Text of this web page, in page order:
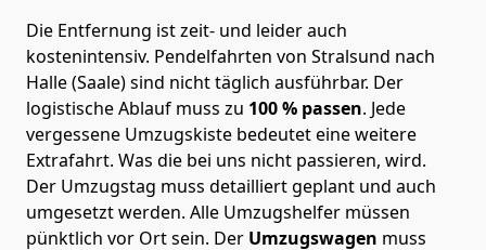
Die Entfernung ist zeit- und leider auch
kostenintensiv. Pendelfahrten von Stralsund nach
Halle (Saale) sind nicht täglich ausführbar. Der
logistische Ablauf muss zu 100 % passen. Jede
vergessene Umzugskiste bedeutet eine weitere
Extrafahrt. Was die bei uns nicht passieren, wird.
Der Umzugstag muss detailliert geplant und auch
umgesetzt werden. Alle Umzugshelfer müssen
pünktlich vor Ort sein. Der Umzugswagen muss